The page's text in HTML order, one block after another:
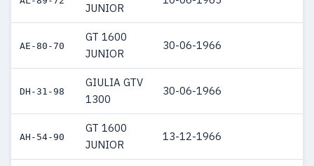
JUNIOR
AE-80-70
GT 1600
JUNIOR
30-06-1966
DH-31-98
GIULIA GTV
1300
30-06-1966
AH-54-90
GT 1600
JUNIOR
13-12-1966